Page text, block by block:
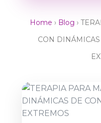
Home › Blog ›
CON